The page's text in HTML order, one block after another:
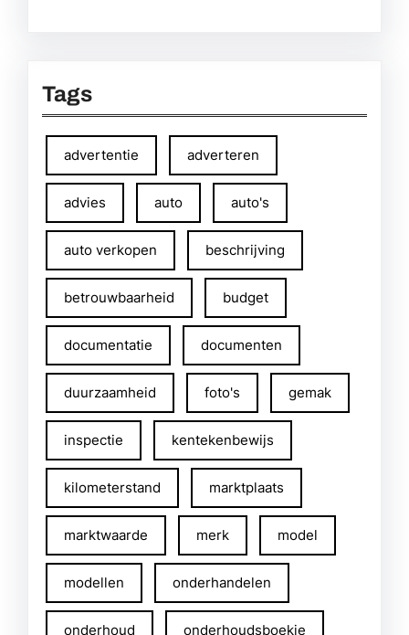
Tags
advertentie adverteren
advies auto auto's
auto verkopen beschrijving
betrouwbaarheid budget
documentatie documenten
duurzaamheid foto's gemak
inspectie kentekenbewijs
kilometerstand marktplaats
marktwaarde merk model
modellen onderhandelen
onderhoud onderhoudsboekje